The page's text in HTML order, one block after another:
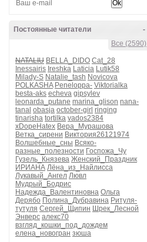
-
Постоянные читатели
Все (2590)
NATALIU BELLA_DIDO Cat_28
Inessairis Ireshka Laticia Lutik58
Milady-S Natalie_tash Novicova
POLKASHA Peneloppa- Viktorialka
besta-aks echeva gipsylev
leonarda_putane marina_glison nana-
tanal obasja october-girl ringing
tinarisha tortilka vados2384
xDopeHatex Вера_Мурашова
Ветка_сирени Виктория26121974
Волшебные_сны Всяко-
разные_полезности Госпожа_Чу
Гузель_Князева Женский_Праздник
ИРИАНА Лёна_из_Найлисса
Лукавый_Ангел Лювл
Мудрый_Бодрис
Надежда_Валентиновна Ольга
Дерябо Полина_Дубравина Ритуля-
тутуля Сергей_Щипин Шрек_Лесной
Энверс алекс70
взгляд_кошки_под_дождем
елена_новогран зюша